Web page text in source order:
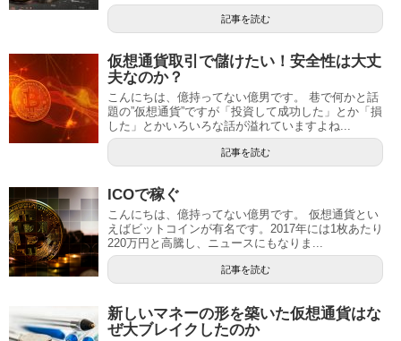
記事を読む
仮想通貨取引で儲けたい！安全性は大丈
夫なのか？
こんにちは、億持ってない億男です。 巷で何かと話
題の”仮想通貨”ですが「投資して成功した」とか「損
した」とかいろいろな話が溢れていますよね...
記事を読む
ICOで稼ぐ
こんにちは、億持ってない億男です。 仮想通貨とい
えばビットコインが有名です。2017年には1枚あたり
220万円と高騰し、ニュースにもなりま...
記事を読む
新しいマネーの形を築いた仮想通貨はな
ぜ大ブレイクしたのか